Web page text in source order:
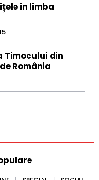
in limba
Timocului din
România